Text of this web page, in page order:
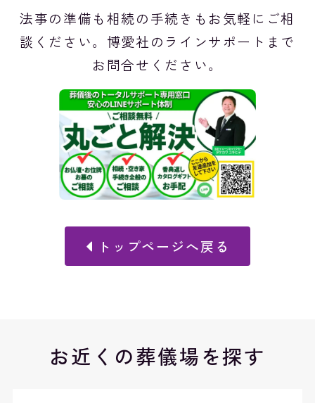
法事の準備も相続の手続きもお気軽にご相
談ください。博愛社のラインサポートまで
お問合せください。
トップページへ戻る
お近くの葬儀場を探す